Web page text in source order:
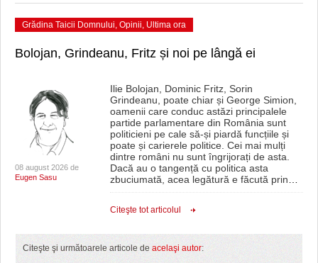
Grădina Taicii Domnului Opinii Ultima ora
Bolojan, Grindeanu, Fritz și noi pe lângă ei
08 august 2026 de
Eugen Sasu
Ilie Bolojan, Dominic Fritz, Sorin
Grindeanu, poate chiar și George Simion,
oamenii care conduc astăzi principalele
partide parlamentare din România sunt
politicieni pe cale să-și piardă funcțiile și
poate și carierele politice. Cei mai mulți
dintre români nu sunt îngrijorați de asta.
Dacă au o tangență cu politica asta
zbuciumată, acea legătură e făcută prin
Citeşte tot articolul
Citeşte şi următoarele articole de acelaşi autor: